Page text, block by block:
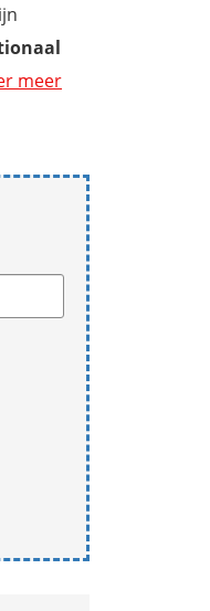
meer